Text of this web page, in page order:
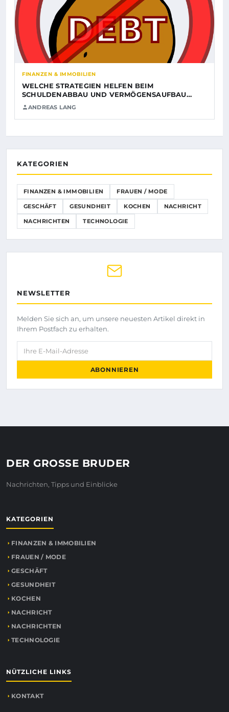
FINANZEN & IMMOBILIEN
WELCHE STRATEGIEN HELFEN BEIM
SCHULDENABBAU UND VERMÖGENSAUFBAU…
ANDREAS LANG
KATEGORIEN
FINANZEN & IMMOBILIEN FRAUEN / MODE
GESCHÄFT GESUNDHEIT KOCHEN NACHRICHT
NACHRICHTEN TECHNOLOGIE
NEWSLETTER
Melden Sie sich an, um unsere neuesten Artikel direkt in
Ihrem Postfach zu erhalten.
Ihre E-Mail-Adresse
ABONNIEREN
DER GROSSE BRUDER
Nachrichten, Tipps und Einblicke
KATEGORIEN
FINANZEN & IMMOBILIEN
FRAUEN / MODE
GESCHÄFT
GESUNDHEIT
KOCHEN
NACHRICHT
NACHRICHTEN
TECHNOLOGIE
NÜTZLICHE LINKS
KONTAKT